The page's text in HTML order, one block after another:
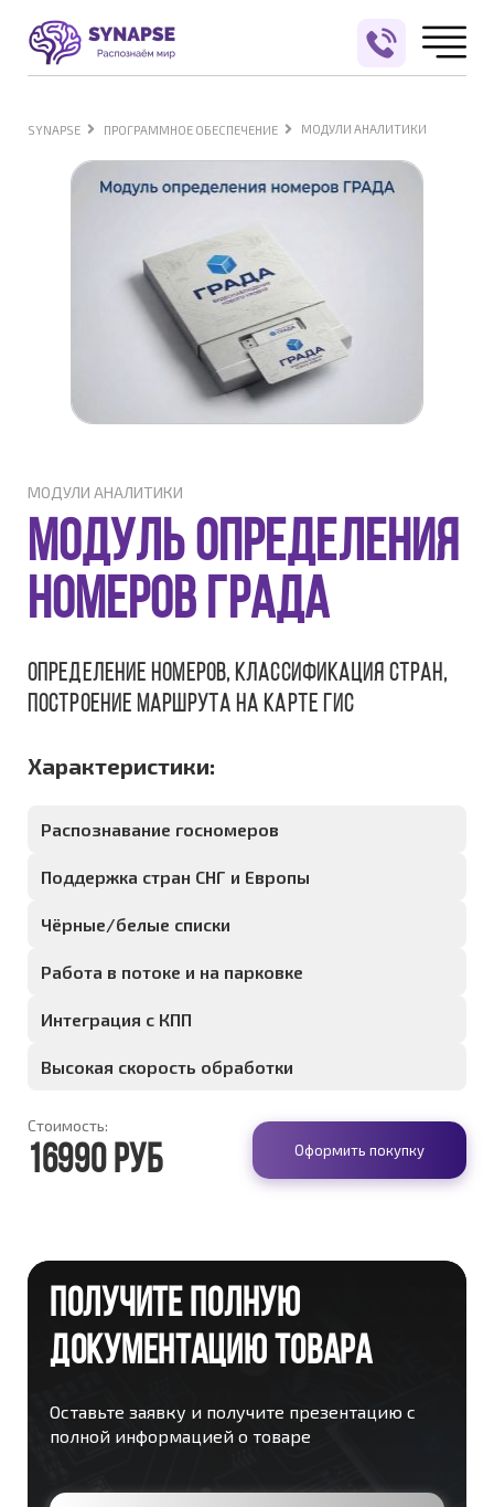
SYNAPSE ПРОГРАММНОЕ ОБЕСПЕЧЕНИЕ МОДУЛИ АНАЛИТИКИ
МОДУЛИ АНАЛИТИКИ
Модуль определения
номеров ГРАДА
Определение номеров, классификация стран,
построение маршрута на карте ГИС
Характеристики:
Распознавание госномеров
Поддержка стран СНГ и Европы
Чёрные/белые списки
Работа в потоке и на парковке
Интеграция с КПП
Высокая скорость обработки
Стоимость:
16990 руб Оформить покупку
ПОЛУЧИТЕ ПОЛНУЮ
ДОКУМЕНТАЦИЮ ТОВАРА
Оставьте заявку и получите презентацию с
полной информацией о товаре